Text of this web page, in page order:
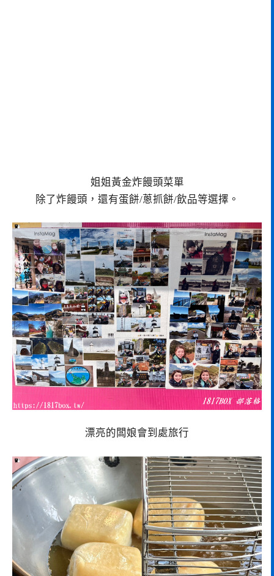
姐姐黃金炸饅頭菜單
除了炸饅頭，還有蛋餅/蔥抓餅/飲品等選擇。
漂亮的闆娘會到處旅行